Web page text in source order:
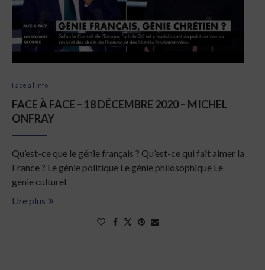
Face à l'info
FACE À FACE – 18 DÉCEMBRE 2020 – MICHEL
ONFRAY
Qu’est-ce que le génie français ? Qu’est-ce qui fait aimer la
France ? Le génie politique Le génie philosophique Le
génie culturel
Lire plus